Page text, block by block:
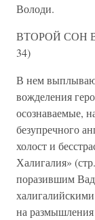
Володи.
ВТОРОЙ СОН
34)
В нем
вожделения
осознаваемые,
безупречного
холост и
Халигалия»
поразившим
на